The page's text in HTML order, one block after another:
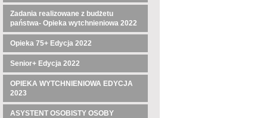
Zadania realizowane z budżetu
państwa- Opieka wytchnieniowa 2022
Opieka 75+ Edycja 2022
Senior+ Edycja 2022
OPIEKA WYTCHNIENIOWA EDYCJA
2023
ASYSTENT OSOBISTY OSOBY